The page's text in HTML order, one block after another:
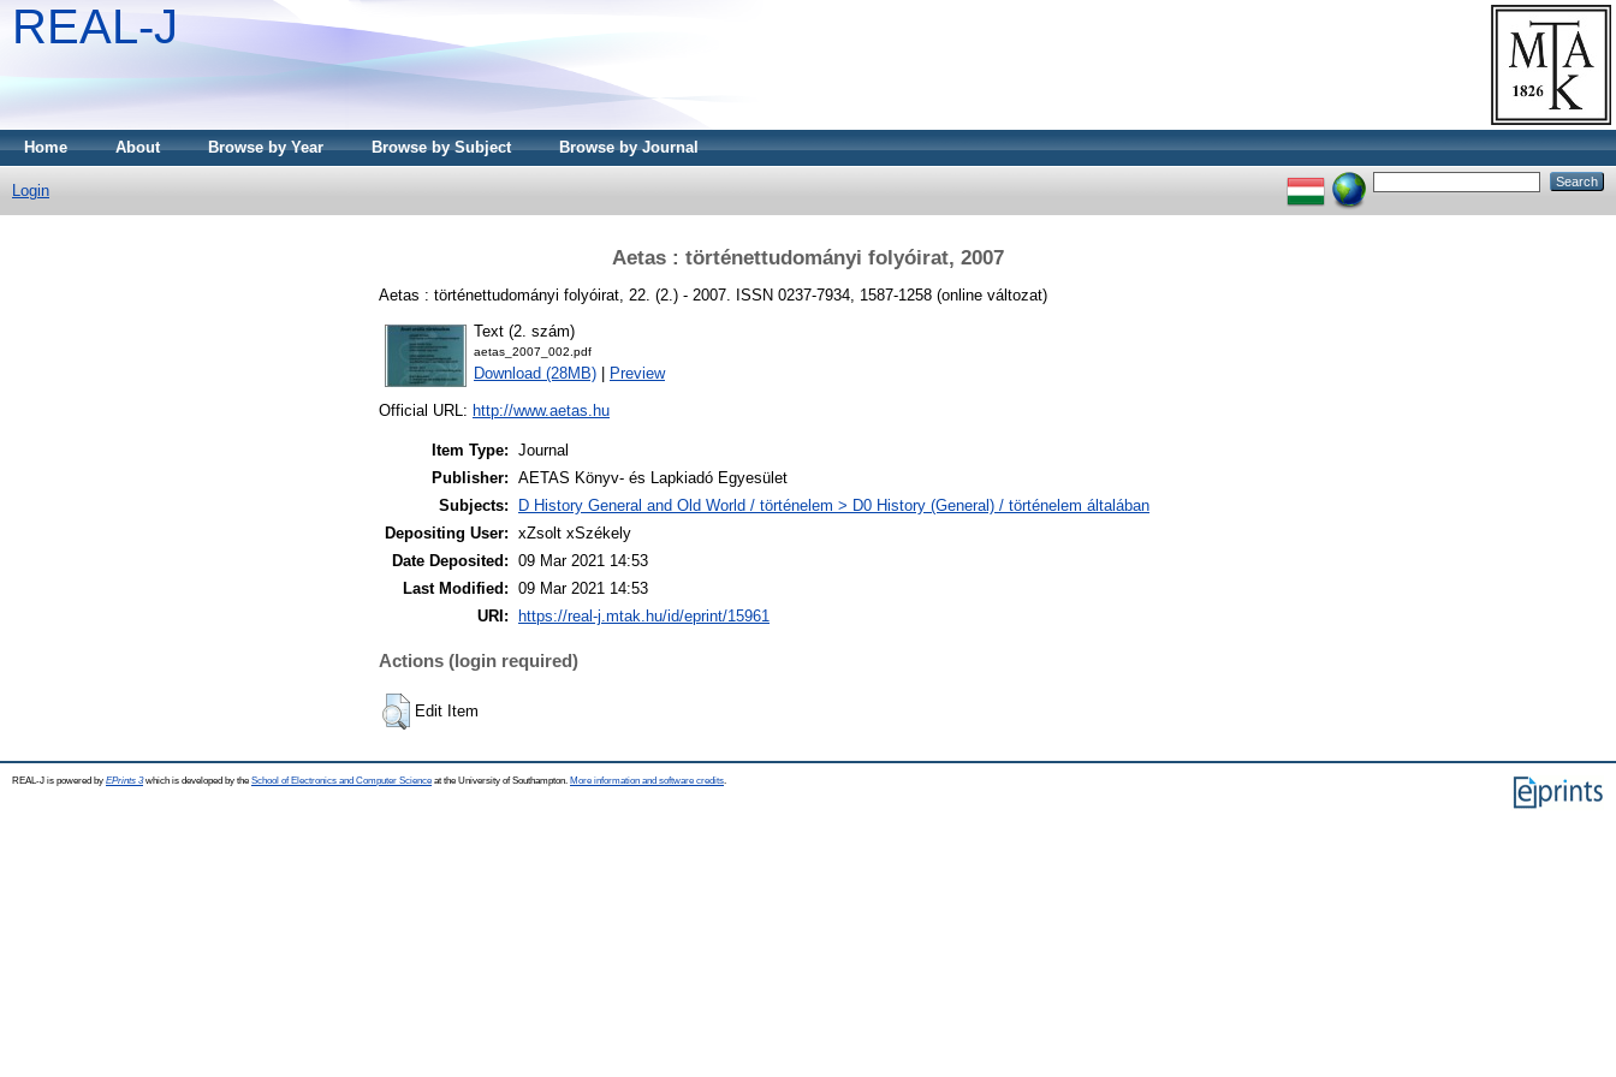
REAL-J
Home About Browse by Year Browse by Subject Browse by Journal
Login
Aetas : történettudományi folyóirat, 2007
Aetas : történettudományi folyóirat, 22. (2.) - 2007. ISSN 0237-7934, 1587-1258 (online változat)
Text (2. szám)
aetas_2007_002.pdf
Download (28MB) Preview
Official URL: http://www.aetas.hu
Item Type: Journal
Publisher: AETAS Könyv- és Lapkiadó Egyesület
Subjects:
D History General and Old World / történelem > D0 History (General) / történelem általában
Depositing User: xZsolt xSzékely
Date Deposited: 09 Mar 2021 14:53
Last Modified: 09 Mar 2021 14:53
URI:
https://real-j.mtak.hu/id/eprint/15961
Actions (login required)
Edit Item
REAL-J is powered by EPrints 3which is developed by the School of Electronics and Computer Science at the University of Southampton. More information and software credits